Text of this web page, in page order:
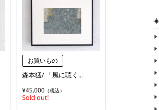
お買いもの
森本猛/ 「風に聴く...
¥45,000 （税込）
Sold out!